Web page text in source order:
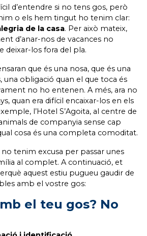
d’entendre si no tens gos, però
o els hem tingut ho tenim clar:
de la casa. Per això mateix,
d’anar-nos de vacances no
deixar-los fora del pla.
que és una nosa, que és una
una obligació quan el que toca és
no ho entenen. A més, ara no
quan era difícil encaixar-los en els
l’Hotel S’Agoita, al centre de
de companyia sense cap
cosa és una completa comoditat.
tenim excusa per passar unes
al complet. A continuació, et
aquest estiu pugueu gaudir de
amb el vostre gos:
el teu gos? No